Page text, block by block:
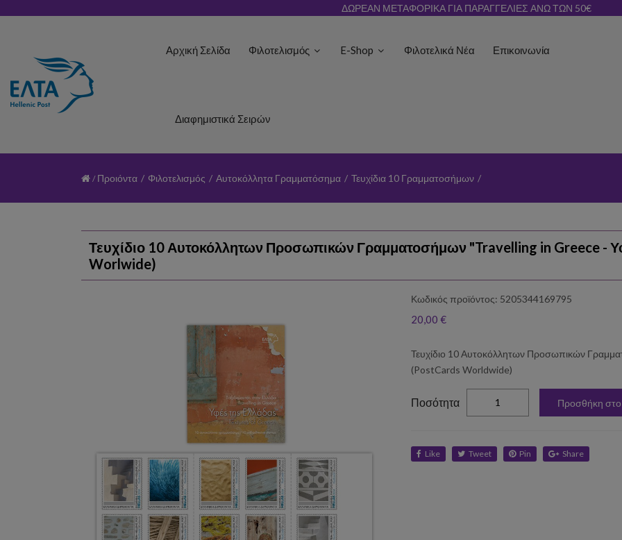
ΔΩΡΕΑΝ ΜΕΤΑΦΟΡΙΚΑ ΓΙΑ ΠΑΡΑΓΓΕΛΙΕΣ ΑΝΩ ΤΩΝ 50€
Αρχική Σελίδα Φιλοτελισμός E-Shop Φιλοτελικά Νέα Επικοινωνία
Διαφημιστικά Σειρών
Προιόντα / Φιλοτελισμός / Αυτοκόλλητα Γραμματόσημα / Τευχίδια 10 Γραμματοσήμων /
Τευχίδιο 10 Αυτοκόλλητων Προσωπικών Γραμματοσήμων "Travelling in Greece -
Worlwide)
Κωδικός προϊόντος: 5205344169795
20,00 €
Τευχίδιο 10 Αυτοκόλλητων Προσωπικών
(PostCards Worldwide)
Ποσότητα Προσθήκη στο
Like Tweet Pin Share